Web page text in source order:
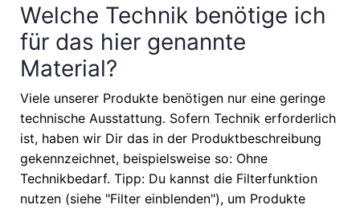
Welche Technik benötige ich
für das hier genannte
Material?
Viele unserer Produkte benötigen nur eine geringe
technische Ausstattung. Sofern Technik erforderlich
ist, haben wir Dir das in der Produktbeschreibung
gekennzeichnet, beispielsweise so: Ohne
Technikbedarf. Tipp: Du kannst die Filterfunktion
nutzen (siehe "Filter einblenden"), um Produkte